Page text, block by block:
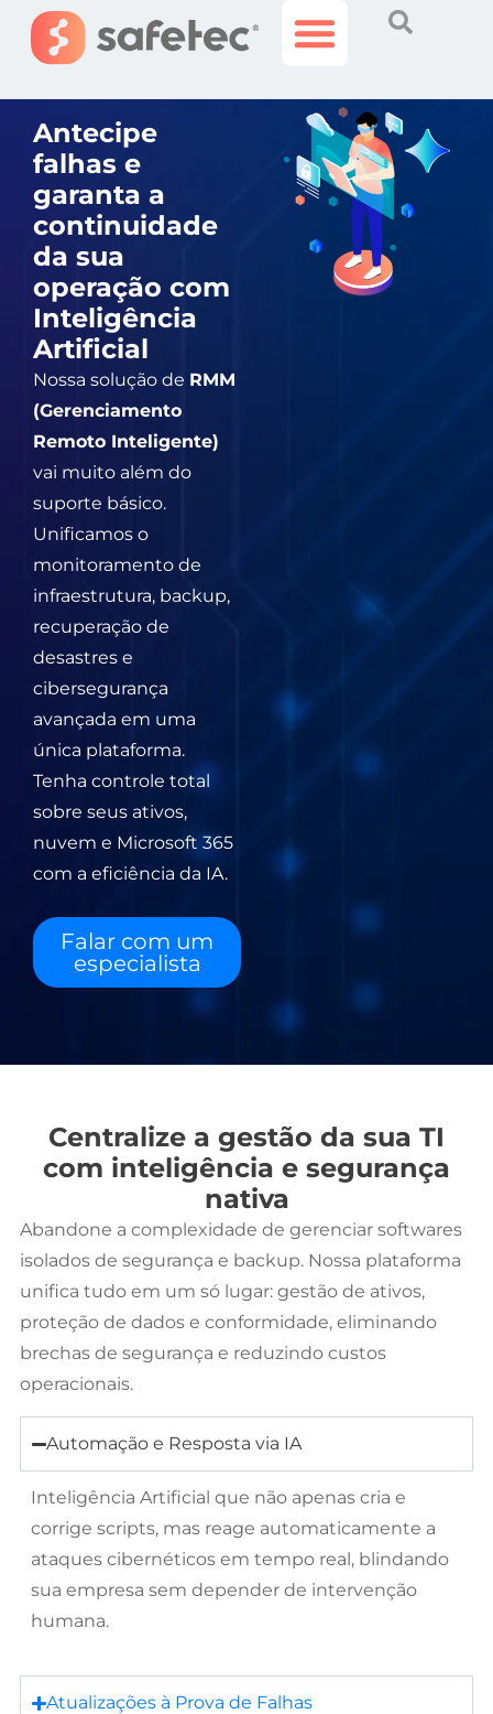
Antecipe
falhas e
garanta a
continuidade
da sua
operação com
Inteligência
Artificial
Nossa solução de RMM
(Gerenciamento
Remoto Inteligente)
vai muito além do
suporte básico.
Unificamos o
monitoramento de
infraestrutura, backup,
recuperação de
desastres e
cibersegurança
avançada em uma
única plataforma.
Tenha controle total
sobre seus ativos,
nuvem e Microsoft 365
com a eficiência da IA.
Falar com um
especialista
Centralize a gestão da sua TI
com inteligência e segurança
nativa
Abandone a complexidade de gerenciar softwares
isolados de segurança e backup. Nossa plataforma
unifica tudo em um só lugar: gestão de ativos,
proteção de dados e conformidade, eliminando
brechas de segurança e reduzindo custos
operacionais.
Automação e Resposta via IA
Inteligência Artificial que não apenas cria e
corrige scripts, mas reage automaticamente a
ataques cibernéticos em tempo real, blindando
sua empresa sem depender de intervenção
humana.
Atualizações à Prova de Falhas